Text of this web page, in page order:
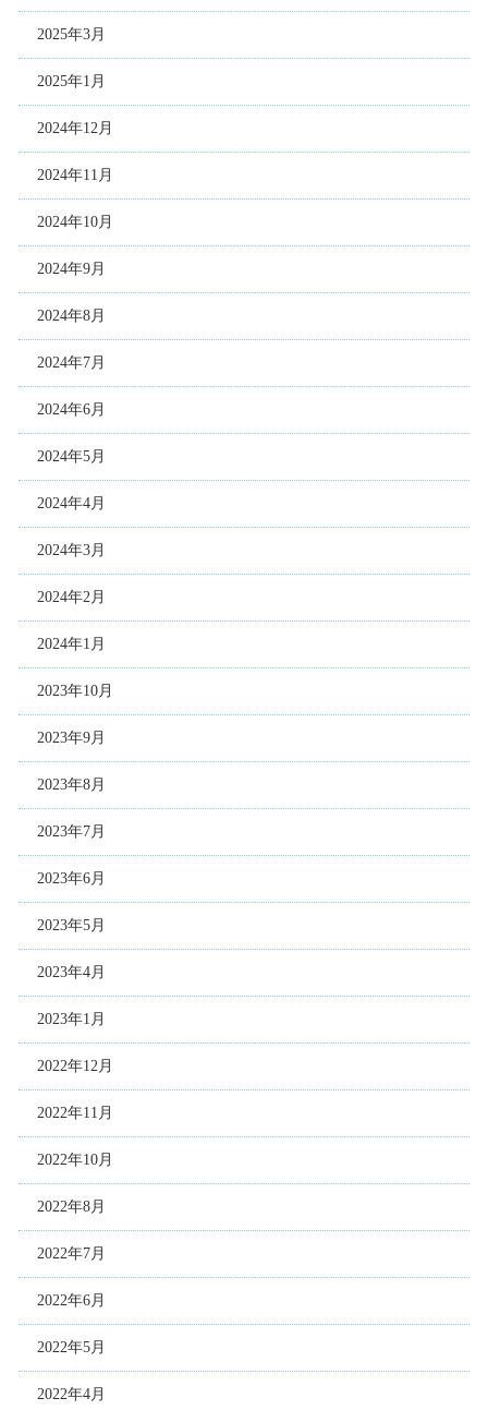
2025年3月
2025年1月
2024年12月
2024年11月
2024年10月
2024年9月
2024年8月
2024年7月
2024年6月
2024年5月
2024年4月
2024年3月
2024年2月
2024年1月
2023年10月
2023年9月
2023年8月
2023年7月
2023年6月
2023年5月
2023年4月
2023年1月
2022年12月
2022年11月
2022年10月
2022年8月
2022年7月
2022年6月
2022年5月
2022年4月